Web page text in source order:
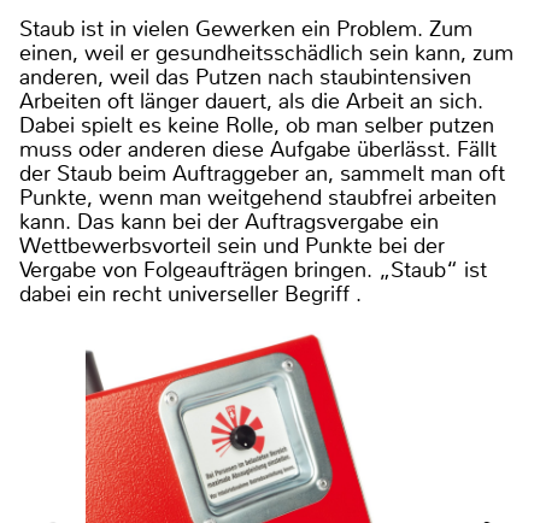
Staub ist in vielen Gewerken ein Problem. Zum
einen, weil er gesundheitsschädlich sein kann, zum
anderen, weil das Putzen nach staubintensiven
Arbeiten oft länger dauert, als die Arbeit an sich.
Dabei spielt es keine Rolle, ob man selber putzen
muss oder anderen diese Aufgabe überlässt. Fällt
der Staub beim Auftraggeber an, sammelt man oft
Punkte, wenn man weitgehend staubfrei arbeiten
kann. Das kann bei der Auftragsvergabe ein
Wettbewerbsvorteil sein und Punkte bei der
Vergabe von Folgeaufträgen bringen. „Staub“ ist
dabei ein recht universeller Begriff .